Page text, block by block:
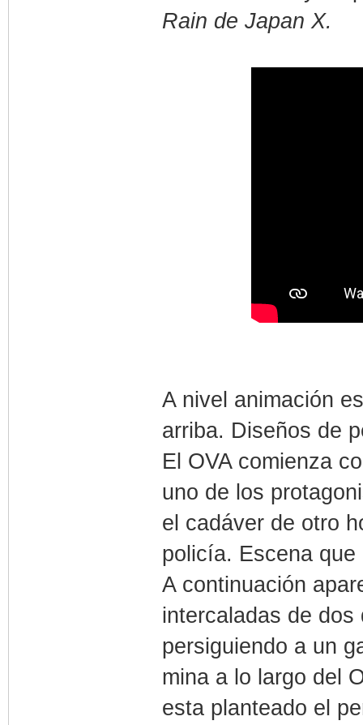
Rain de Japan X.
A nivel animación
arriba. Diseños de
El OVA comienza
uno de los
el cadáver de otro
policía. Escena
A continuación
intercaladas de
persiguiendo a un
mina a lo largo del
esta planteado el